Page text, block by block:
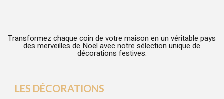
Transformez chaque coin de votre maison en un véritable pays
des merveilles de Noël avec notre sélection unique de
décorations festives.
LES DÉCORATIONS